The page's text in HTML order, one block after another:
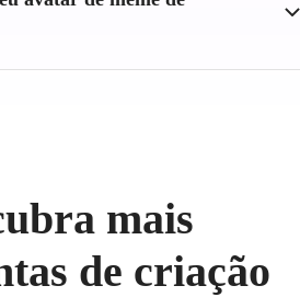
mais
de criação